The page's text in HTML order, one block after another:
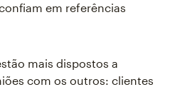
em referências
mais dispostos a
com os outros: clientes